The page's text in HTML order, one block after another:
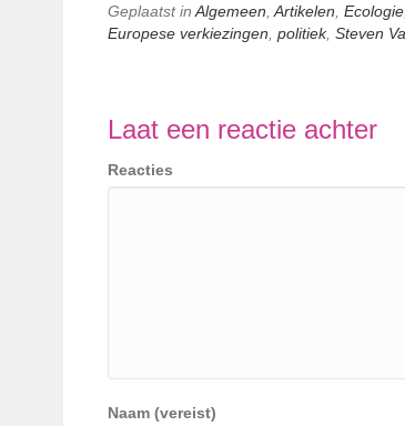
Geplaatst in Algemeen Artikelen Ecologie
Europese verkiezingen politiek, Steven
Laat een reactie achter
Reacties
Naam (vereist)